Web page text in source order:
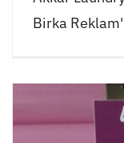
Birka